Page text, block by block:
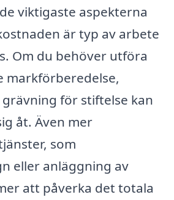
viktigaste aspekterna
är typ av arbete
Om du behöver utföra
markförberedelse,
för stiftelse kan
åt. Även mer
som
eller anläggning av
att påverka det totala